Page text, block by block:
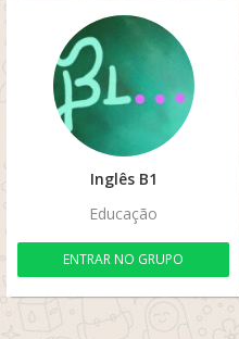
Inglês B1
Educação
ENTRAR NO GRUPO